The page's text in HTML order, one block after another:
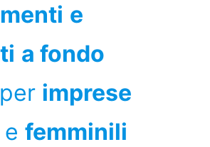
e
a fondo
per imprese
e femminili